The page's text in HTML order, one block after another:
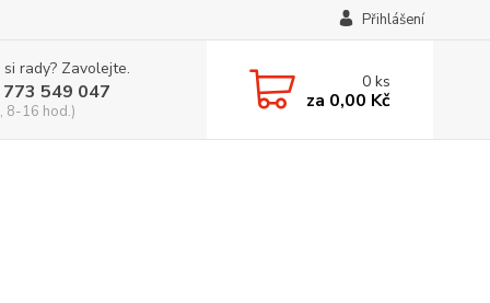
Přihlášení
rady? Zavolejte.
549 047
8-16 hod.)
0ks
za 0,00 Kč